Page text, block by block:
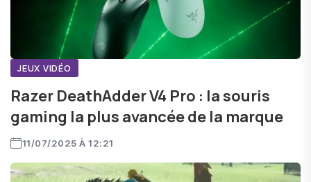
JEUX VIDÉO
Razer DeathAdder V4 Pro : la souris
gaming la plus avancée de la marque
11/07/2025 À 12:21